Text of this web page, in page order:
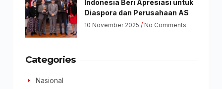
Indonesia Beri Apresiasi untuk
Diaspora dan Perusahaan AS
10 November 2025 No Comments
Categories
Nasional